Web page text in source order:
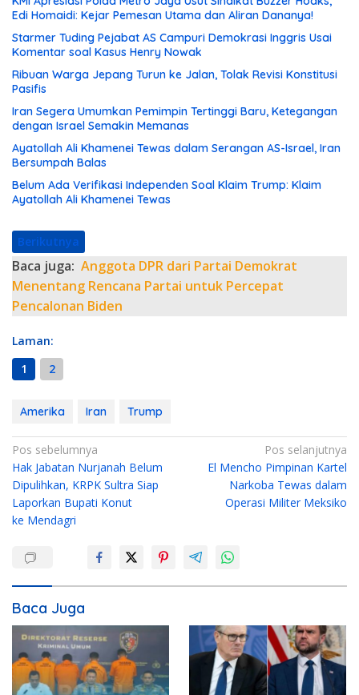
Edi Homaidi: Kejar Pemesan Utama dan Aliran Dananya!
Starmer Tuding Pejabat AS Campuri Demokrasi Inggris Usai
Komentar soal Kasus Henry Nowak
Ribuan Warga Jepang Turun ke Jalan, Tolak Revisi Konstitusi
Pasifis
Iran Segera Umumkan Pemimpin Tertinggi Baru, Ketegangan
dengan Israel Semakin Memanas
Ayatollah Ali Khamenei Tewas dalam Serangan AS-Israel, Iran
Bersumpah Balas
Belum Ada Verifikasi Independen Soal Klaim Trump: Klaim
Ayatollah Ali Khamenei Tewas
Berikutnya
Baca juga: Anggota DPR dari Partai Demokrat
Menentang Rencana Partai untuk Percepat
Pencalonan Biden
Laman:
1
2
Amerika Iran Trump
N
a
v
i
s
i
p
o
s
Pos sebelumnya
Hak Jabatan Nurjanah Belum
Dipulihkan, KRPK Sultra Siap
Laporkan Bupati Konut
ke Mendagri
Pos selanjutnya
El Mencho Pimpinan Kartel
Narkoba Tewas dalam
Operasi Militer Meksiko
Baca Juga